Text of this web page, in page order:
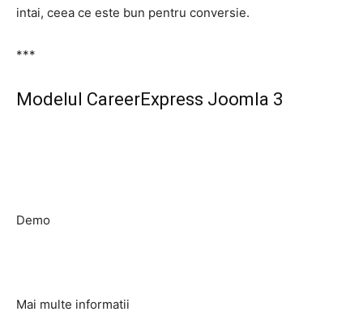
intai, ceea ce este bun pentru conversie.
***
Modelul CareerExpress Joomla 3
Demo
Mai multe informatii